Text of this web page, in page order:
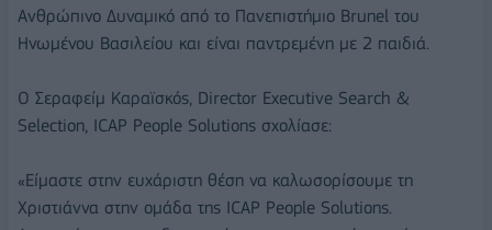
Ανθρώπινο Δυναμικό από το Πανεπιστήμιο Brunel του
Ηνωμένου Βασιλείου και είναι παντρεμένη με 2 παιδιά.
Ο Σεραφείμ Καραϊσκός, Director Executive Search &
Selection, ICAP People Solutions σχολίασε:
«Είμαστε στην ευχάριστη θέση να καλωσορίσουμε τη
Χριστιάννα στην ομάδα της ICAP People Solutions.